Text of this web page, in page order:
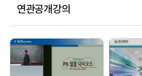
연관공개강의